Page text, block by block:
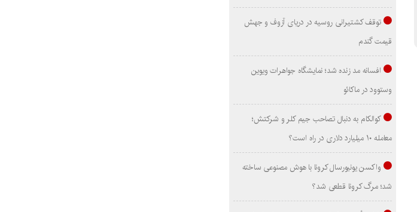
توقف کشتیرانی روسیه در دریای آزوف و جهش
قیمت گندم
افسانه مد زنده شد؛ نمایشگاه جواهرات ویوین
وستوود در ماکائو
کوالکام به دنبال تصاحب جیم کلر و شرکتش؛
معامله ۱۰ میلیارد دلاری در راه است؟
واکسن یونیورسال کرونا با هوش مصنوعی ساخته
شد؛ مرگ کرونا قطعی شد؟